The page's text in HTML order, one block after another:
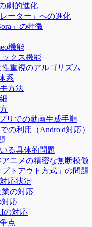
劇的進化
ーター」への進化
」の特徴
機能
ックス機能
性重視のアルゴリズム
系
方法
リでの動画生成手順
の利用（Android対応）
る具体的問題
アニメの精密な無断模倣
プトアウト方式」の問題
応状況
業の対応
対応
の対応
点